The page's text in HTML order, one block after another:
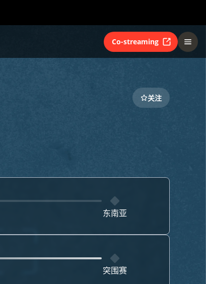
Co-streaming
关注
东南亚
突围赛